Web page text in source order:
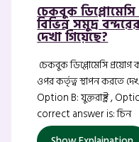
চেকবুক
বিভিন্ন সমুদ্র
দেখা গিয়েছে?
চেকবুক ডিপ্লোমেসি প্রয়োগ
ওপর কর্তৃত্ব স্থাপন করতে
Option B: যুক্তরাষ্ট্র ,
correct answer is: চিন